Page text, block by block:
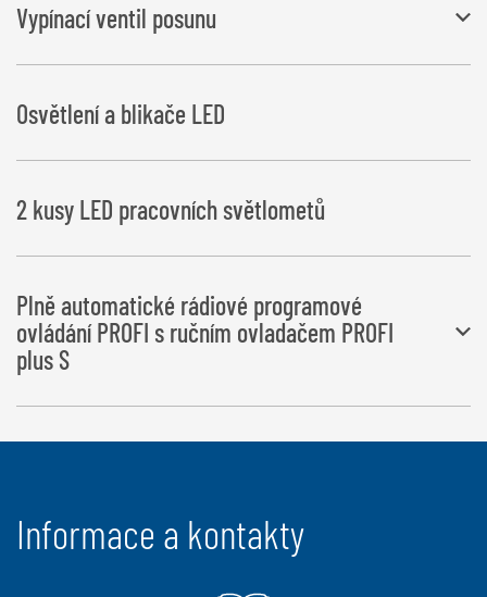
Vypínací ventil posunu
u hranatých balíků je tak zaručeno přesné překrytí fólie
Osvětlení a blikače LED
2 kusy LED pracovních světlometů
Plně automatické rádiové programové
ovládání PROFI s ručním ovladačem PROFI
plus S
Všechny pracovní postupy se provádějí plně automaticky
Informace a kontakty